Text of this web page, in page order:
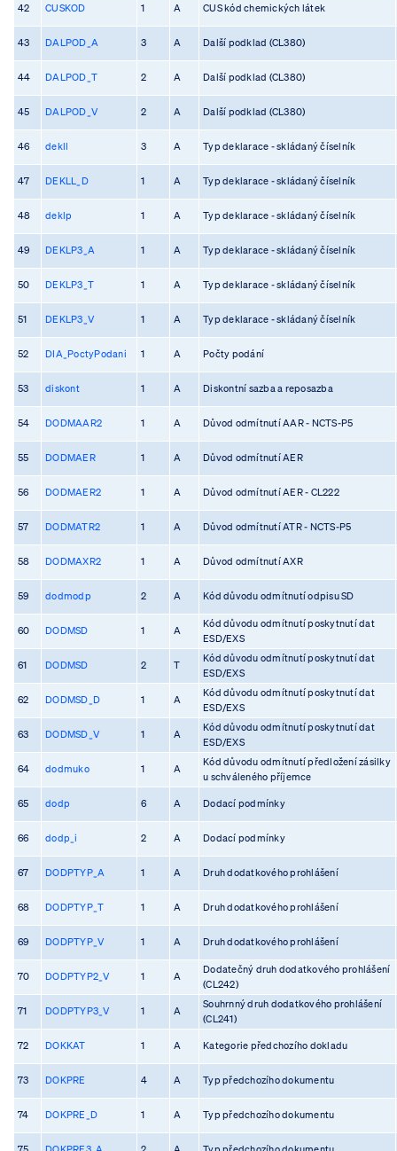
42 CUSKOD 1 A CUS kód chemických látek
43 DALPOD_A 3 A Další podklad (CL380)
44 DALPOD_T 2 A Další podklad (CL380)
45 DALPOD_V 2 A Další podklad (CL380)
46 dekll 3 A Typ deklarace - skládaný číselník
47 DEKLL_D 1 A Typ deklarace - skládaný číselník
48 deklp 1 A Typ deklarace - skládaný číselník
49 DEKLP3_A 1 A Typ deklarace - skládaný číselník
50 DEKLP3_T 1 A Typ deklarace - skládaný číselník
51 DEKLP3_V 1 A Typ deklarace - skládaný číselník
52 DIA_PoctyPodani 1 A Počty podání
53 diskont 1 A Diskontní sazba a reposazba
54 DODMAAR2 1 A Důvod odmítnutí AAR - NCTS-P5
55 DODMAER 1 A Důvod odmítnutí AER
56 DODMAER2 1 A Důvod odmítnutí AER - CL222
57 DODMATR2 1 A Důvod odmítnutí ATR - NCTS-P5
58 DODMAXR2 1 A Důvod odmítnutí AXR
59 dodmodp 2 A Kód důvodu odmítnutí odpisu SD
60 DODMSD 1 A
Kód důvodu odmítnutí poskytnutí dat
ESD/EXS
61 DODMSD 2 T
Kód důvodu odmítnutí poskytnutí dat
ESD/EXS
62 DODMSD_D 1 A
Kód důvodu odmítnutí poskytnutí dat
ESD/EXS
63 DODMSD_V 1 A
Kód důvodu odmítnutí poskytnutí dat
ESD/EXS
64 dodmuko 1 A
Kód důvodu odmítnutí předložení zásilky
u schváleného příjemce
65 dodp 6 A Dodací podmínky
66 dodp_i 2 A Dodací podmínky
67 DODPTYP_A 1 A Druh dodatkového prohlášení
68 DODPTYP_T 1 A Druh dodatkového prohlášení
69 DODPTYP_V 1 A Druh dodatkového prohlášení
70 DODPTYP2_V 1 A
Dodatečný druh dodatkového prohlášení
(CL242)
71 DODPTYP3_V 1 A
Souhrnný druh dodatkového prohlášení
(CL241)
72 DOKKAT 1 A Kategorie předchozího dokladu
73 DOKPRE 4 A Typ předchozího dokumentu
74 DOKPRE_D 1 A Typ předchozího dokumentu